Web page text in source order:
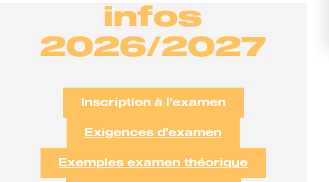
infos
2026/2027
Inscription à l’examen
Exigences d’examen
Exemples examen théorique